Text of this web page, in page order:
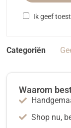
Ik geef
Categoriën
Waarom
Shop nu,